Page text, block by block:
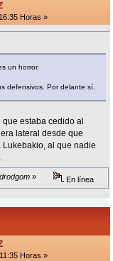
Horas »
un horror.
defensivos. Por delante sí.
estaba cedido al
lateral desde que
al que nadie
» En línea
Horas »